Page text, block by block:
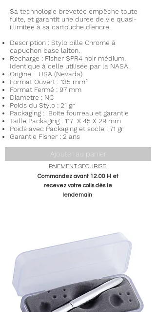
Sa technologie brevetée empêche toute
fuite, et garantit une durée de vie quasi-
illimitée à sa cartouche d’encre.
Description : Stylo bille Chromé à
capuchon base laiton.
Recharge : Fisher SPR4 noir médium.
Identique à celle utilisée par la NASA.
Origine : USA (Nevada)
Format Ouvert : 135 mm`
Format Fermé : 97 mm
Diamètre : NC
Poids du Stylo : 21 gr
Packaging : Boite fourreau et garantie
Taille Packaging : 117 X 45 X 29 mm
Poids avec Packaging et socle : 71 gr
Garantie Fisher : 2 ans
Ajouter au panier
PAIEMENT SECURISE
Commandez avant 12.00 H et
recevez votre colis dès le
lendemain